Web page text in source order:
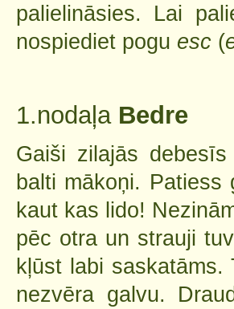
palielināsies. Lai
nospiediet pogu esc (
1.nodaļa Bedre
Gaiši zilajās
balti mākoņi. Patiess
kaut kas lido!
pēc otra un strauji
kļūst labi saskatāms.
nezvēra galvu.